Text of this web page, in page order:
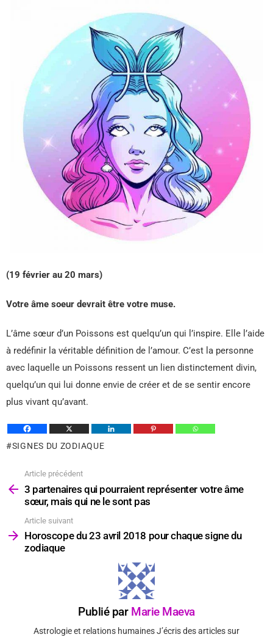
(19 février au 20 mars)
Votre âme soeur devrait être votre muse.
L’âme sœur d’un Poissons est quelqu’un qui l’inspire. Elle l’aide
à redéfinir la véritable définition de l’amour. C’est la personne
avec laquelle un Poissons ressent un lien distinctement divin,
quelqu’un qui lui donne envie de créer et de se sentir encore
plus vivant qu’avant.
SIGNES DU ZODIAQUE
plus
Article précédent
3 partenaires qui pourraient représenter votre âme
sœur, mais qui ne le sont pas
Article suivant
Horoscope du 23 avril 2018 pour chaque signe du
zodiaque
Publié par Marie Maeva
Astrologie et relations humaines J’écris des articles sur